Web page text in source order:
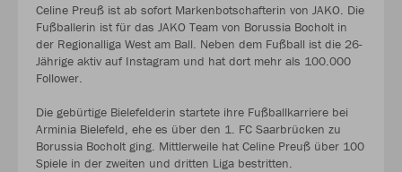
Celine Preuß ist ab sofort Markenbotschafterin von JAKO. Die
Fußballerin ist für das JAKO Team von Borussia Bocholt in
der Regionalliga West am Ball. Neben dem Fußball ist die 26-
Jährige aktiv auf Instagram und hat dort mehr als 100.000
Follower.
Die gebürtige Bielefelderin startete ihre Fußballkarriere bei
Arminia Bielefeld, ehe es über den 1. FC Saarbrücken zu
Borussia Bocholt ging. Mittlerweile hat Celine Preuß über 100
Spiele in der zweiten und dritten Liga bestritten.